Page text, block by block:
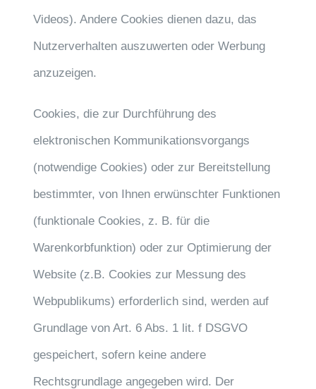
Videos). Andere Cookies dienen dazu, das
Nutzerverhalten auszuwerten oder Werbung
anzuzeigen.
Cookies, die zur Durchführung des
elektronischen Kommunikationsvorgangs
(notwendige Cookies) oder zur Bereitstellung
bestimmter, von Ihnen erwünschter Funktionen
(funktionale Cookies, z. B. für die
Warenkorbfunktion) oder zur Optimierung der
Website (z.B. Cookies zur Messung des
Webpublikums) erforderlich sind, werden auf
Grundlage von Art. 6 Abs. 1 lit. f DSGVO
gespeichert, sofern keine andere
Rechtsgrundlage angegeben wird. Der